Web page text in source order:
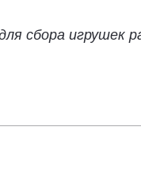
сбора игрушек